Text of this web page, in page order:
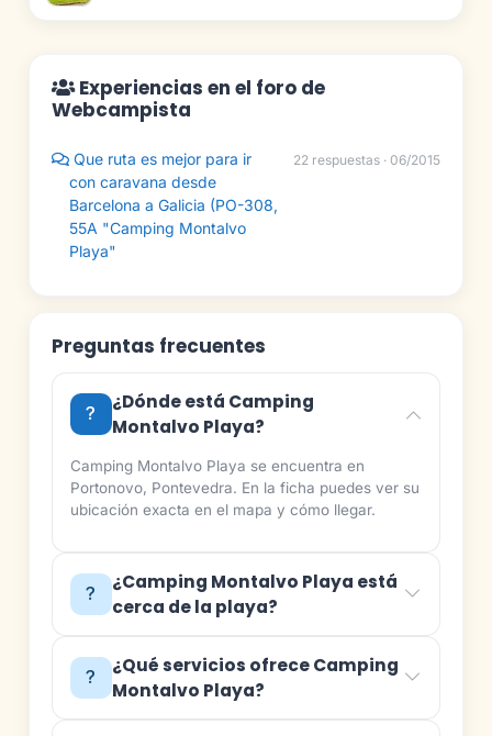
Experiencias en el foro de
Webcampista
Que ruta es mejor para ir
con caravana desde
Barcelona a Galicia (PO-308,
55A "Camping Montalvo
Playa"
22 respuestas · 06/2015
Preguntas frecuentes
¿Dónde está Camping
Montalvo Playa?
Camping Montalvo Playa se encuentra en
Portonovo, Pontevedra. En la ficha puedes ver su
ubicación exacta en el mapa y cómo llegar.
¿Camping Montalvo Playa está
cerca de la playa?
¿Qué servicios ofrece Camping
Montalvo Playa?